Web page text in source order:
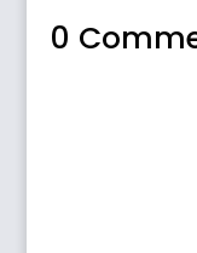
0